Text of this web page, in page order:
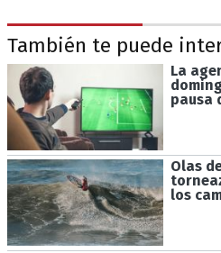
También te puede
La
pausa
Olas
los